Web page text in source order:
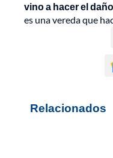
vino a hacer el
es una vereda que
Relacionados